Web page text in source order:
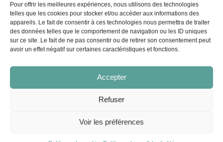
Pour offrir les meilleures expériences, nous utilisons des technologies
telles que les cookies pour stocker et/ou accéder aux informations des
appareils. Le fait de consentir à ces technologies nous permettra de traiter
des données telles que le comportement de navigation ou les ID uniques
sur ce site. Le fait de ne pas consentir ou de retirer son consentement peut
avoir un effet négatif sur certaines caractéristiques et fonctions.
Accepter
Refuser
Voir les préférences
reste convaincu que nous devrions porter ensemble cette
exigence, et dire tout simplement à la DGAC qu’elle se doit de
respecter les demandes des autorités indépendantes, justement
mises en place pour garantir le débat démocratique. Ce serait un
message fort au conseil communautaire, en attendant nous nous
abstiendrons.